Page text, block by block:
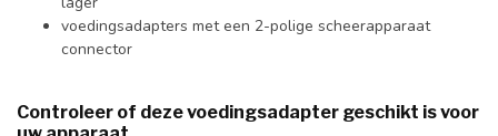
voedingsadapters met een 2-polige scheerapparaat
connector
Controleer of deze voedingsadapter geschikt is voor